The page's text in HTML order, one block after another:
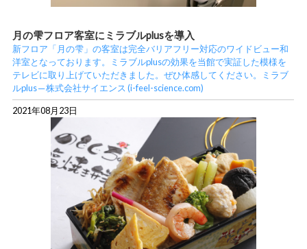
月の雫フロア客室にミラブルplusを導入
新フロア「月の雫」の客室は完全バリアフリー対応のワイドビュー和
洋室となっております。ミラブルplusの効果を当館で実証した模様を
テレビに取り上げていただきました。ぜひ体感してください。ミラブ
ルplus ─ 株式会社サイエンス (i-feel-science.com)
2021年08月23日